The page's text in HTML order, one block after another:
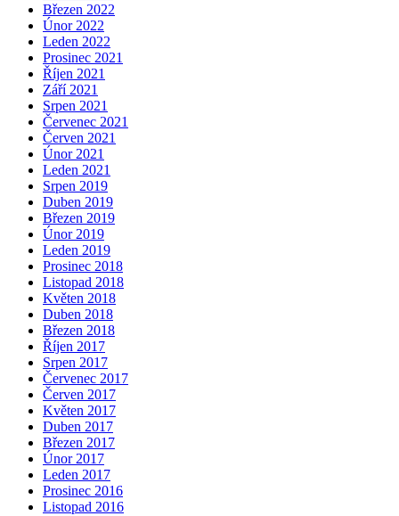
Březen 2022
Únor 2022
Leden 2022
Prosinec 2021
Říjen 2021
Září 2021
Srpen 2021
Červenec 2021
Červen 2021
Únor 2021
Leden 2021
Srpen 2019
Duben 2019
Březen 2019
Únor 2019
Leden 2019
Prosinec 2018
Listopad 2018
Květen 2018
Duben 2018
Březen 2018
Říjen 2017
Srpen 2017
Červenec 2017
Červen 2017
Květen 2017
Duben 2017
Březen 2017
Únor 2017
Leden 2017
Prosinec 2016
Listopad 2016